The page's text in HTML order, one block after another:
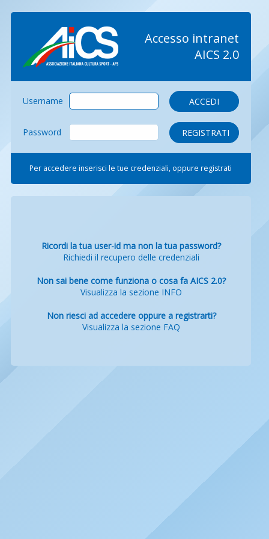
Accesso intranet
AICS 2.0
Username
Password
Per accedere inserisci le tue credenziali, oppure registrati
Ricordi la tua user-id ma non la tua password?
Richiedi il recupero delle credenziali
Non sai bene come funziona o cosa fa AICS 2.0?
Visualizza la sezione INFO
Non riesci ad accedere oppure a registrarti?
Visualizza la sezione FAQ